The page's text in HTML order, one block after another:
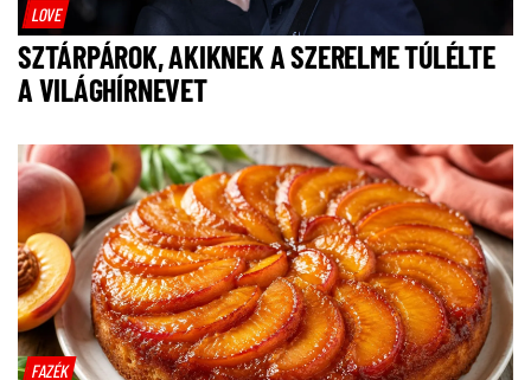
LOVE
SZTÁRPÁROK, AKIKNEK A SZERELME TÚLÉLTE
A VILÁGHÍRNEVET
FAZÉK